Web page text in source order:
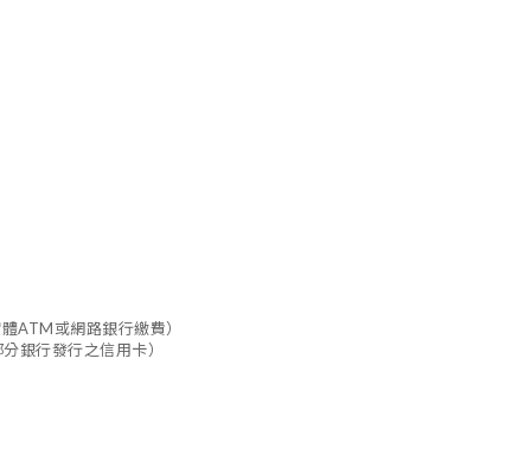
ATM或網路銀行繳費）
銀行發行之信用卡）